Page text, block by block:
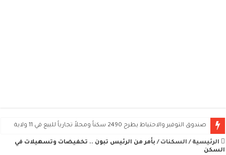
صندوق التوفير والاحتياط يطرح 2490 سكناً ومحلاً تجارياً للبيع في 11 ولاية
تنفيذ حكم قضائي واسترجاع مسكن في هذه الولاية
الرئيسية / السكنات / بأمر من الرئيس تبون .. تخفيضات وتسهيلات في
السكن